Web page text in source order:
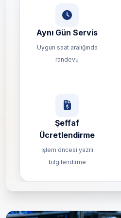
Aynı Gün Servis
Uygun saat aralığında
randevu
Şeffaf
Ücretlendirme
İşlem öncesi yazılı
bilgilendirme